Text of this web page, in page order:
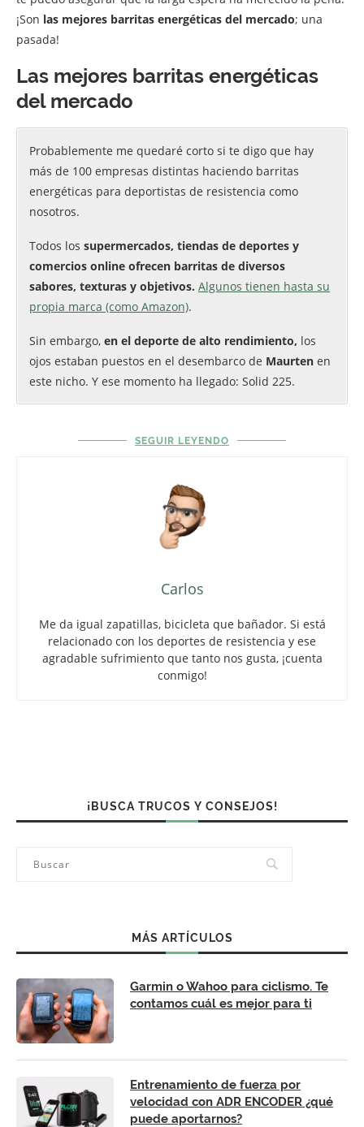
¡Son las mejores barritas energéticas del mercado; una
pasada!
Las mejores barritas energéticas
del mercado
Probablemente me quedaré corto si te digo que hay
más de 100 empresas distintas haciendo barritas
energéticas para deportistas de resistencia como
nosotros.
Todos los supermercados, tiendas de deportes y
comercios online ofrecen barritas de diversos
sabores, texturas y objetivos. Algunos tienen hasta su
propia marca (como Amazon).
Sin embargo, en el deporte de alto rendimiento, los
ojos estaban puestos en el desembarco de Maurten en
este nicho. Y ese momento ha llegado: Solid 225.
SEGUIR LEYENDO
Carlos
Me da igual zapatillas, bicicleta que bañador. Si está
relacionado con los deportes de resistencia y ese
agradable sufrimiento que tanto nos gusta, ¡cuenta
conmigo!
¡BUSCA TRUCOS Y CONSEJOS!
MÁS ARTÍCULOS
Garmin o Wahoo para ciclismo. Te
contamos cuál es mejor para ti
Entrenamiento de fuerza por
velocidad con ADR ENCODER ¿qué
puede aportarnos?